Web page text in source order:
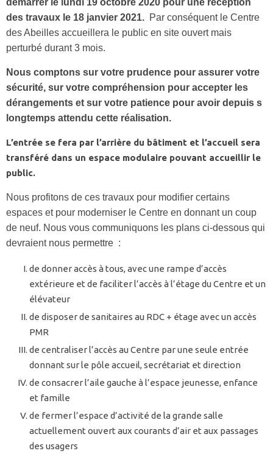
des travaux le 18 janvier 2021. Par conséquent le Centre
des Abeilles accueillera le public en site ouvert mais
perturbé durant 3 mois.
Nous comptons sur votre prudence pour assurer votre
sécurité, sur votre compréhension pour accepter les
dérangements et sur votre patience pour avoir depuis s
longtemps attendu cette réalisation.
L’entrée se fera par l’arrière du bâtiment et l’accueil sera
transféré dans un espace modulaire pouvant accueillir le
public.
Nous profitons de ces travaux pour modifier certains
espaces et pour moderniser le Centre en donnant un coup
de neuf. Nous vous communiquons les plans ci-dessous qui
devraient nous permettre :
de donner accès à tous, avec une rampe d’accès
extérieure et de faciliter l’accès à l’étage du Centre et un
élévateur
de disposer de sanitaires au RDC + étage avec un accès
PMR
de centraliser l’accès au Centre par une seule entrée
donnant sur le pôle accueil, secrétariat et direction
de consacrer l’aile gauche à l’espace jeunesse, enfance
et famille
de fermer l’espace d’activité de la grande salle
actuellement ouvert aux courants d’air et aux passages
des usagers